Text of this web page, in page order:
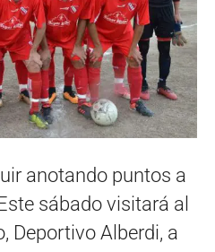
anotando puntos a
sábado visitará al
Deportivo Alberdi, a